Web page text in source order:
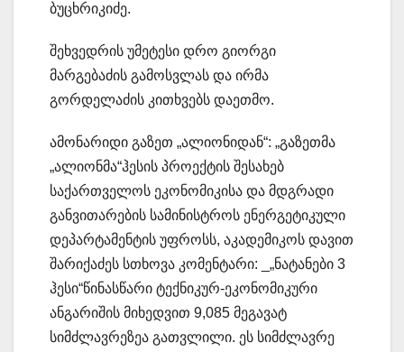
ბუცხრიკიძე.
შეხვედრის უმეტესი დრო გიორგი
მარგებაძის გამოსვლას და ირმა
გორდელაძის კითხვებს დაეთმო.
ამონარიდი გაზეთ „ალიონიდან“: „გაზეთმა
„ალიონმა“ჰესის პროექტის შესახებ
საქართველოს ეკონომიკისა და მდგრადი
განვითარების სამინისტროს ენერგეტიკული
დეპარტამენტის უფროსს, აკადემიკოს დავით
შარიქაძეს სთხოვა კომენტარი: _„ნატანები 3
ჰესი“წინასწარი ტექნიკურ-ეკონომიკური
ანგარიშის მიხედვით 9,085 მეგავატ
სიმძლავრეზეა გათვლილი. ეს სიმძლავრე